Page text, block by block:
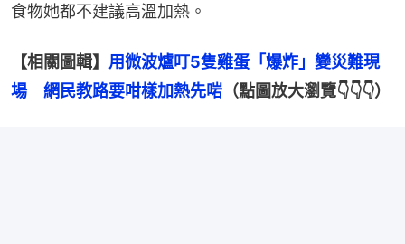
食物她都不建議高溫加熱。
【相關圖輯】 用微波爐叮5隻雞蛋「爆炸」變災難現
場　網民教路要咁樣加熱先啱 （點圖放大瀏覽👇👇👇）